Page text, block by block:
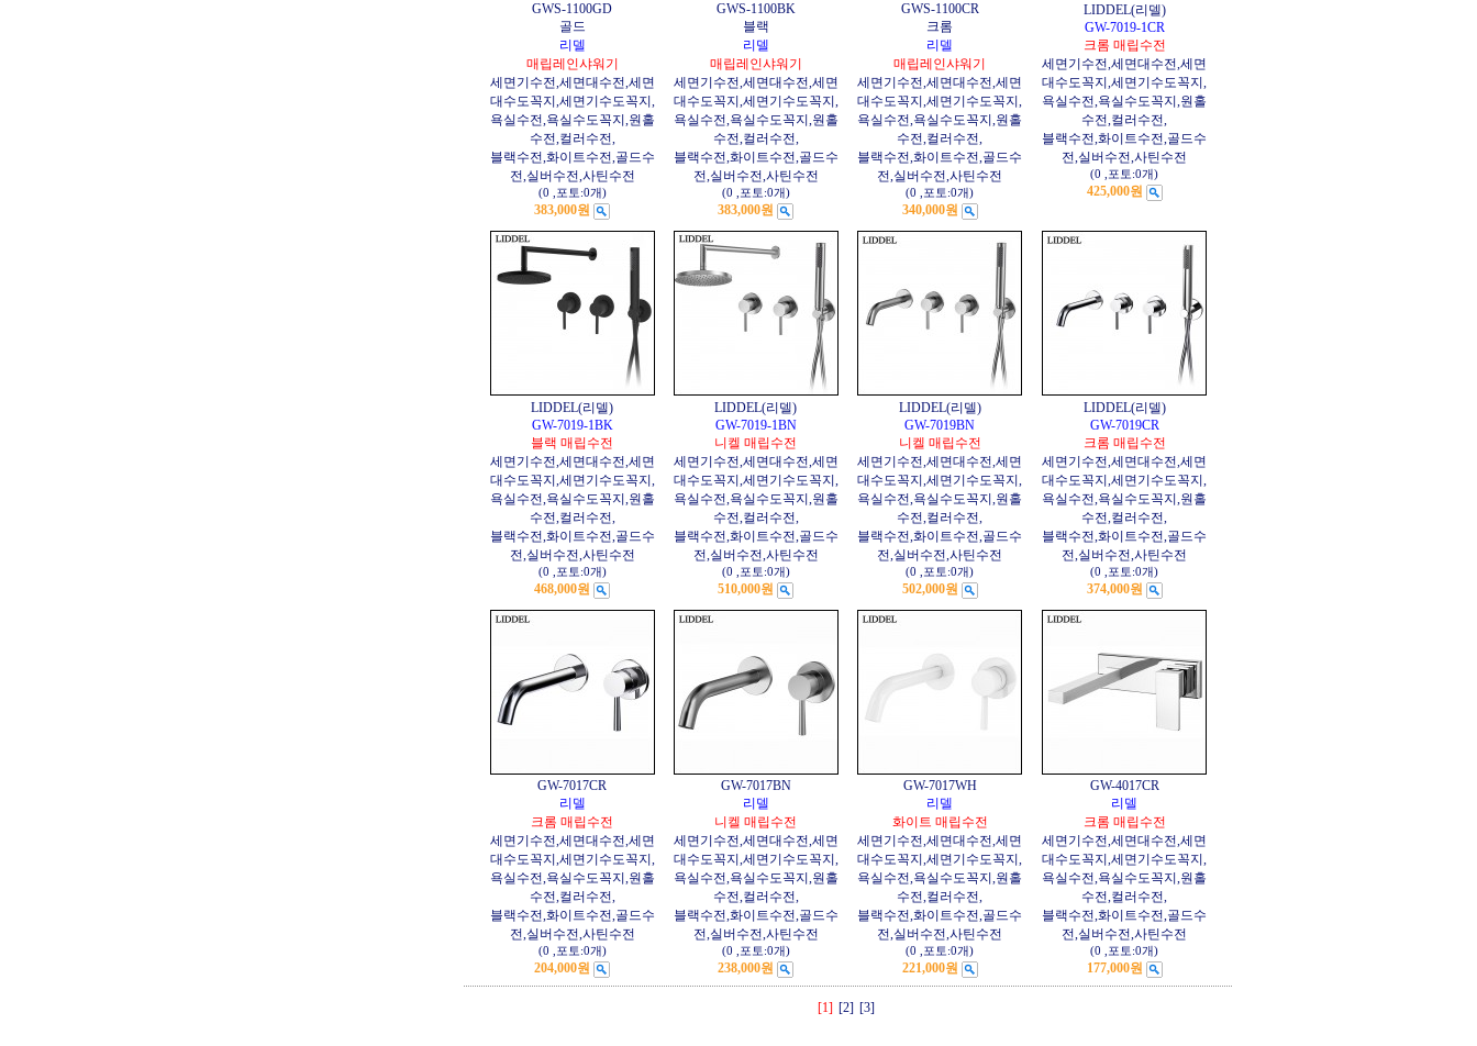
GWS-1100GD
골드
리델
매립레인샤워기
세면기수전,세면대수전,세면
대수도꼭지,세면기수도꼭지,
욕실수전,욕실수도꼭지,원홀
수전,컬러수전,
블랙수전,화이트수전,골드수
전,실버수전,사틴수전
(0 포토:0개)
383,000원
GWS-1100BK
블랙
리델
매립레인샤워기
세면기수전,세면대수전,세면
대수도꼭지,세면기수도꼭지,
욕실수전,욕실수도꼭지,원홀
수전,컬러수전,
블랙수전,화이트수전,골드수
전,실버수전,사틴수전
(0 포토:0개)
383,000원
GWS-1100CR
크롬
리델
매립레인샤워기
세면기수전,세면대수전,세면
대수도꼭지,세면기수도꼭지,
욕실수전,욕실수도꼭지,원홀
수전,컬러수전,
블랙수전,화이트수전,골드수
전,실버수전,사틴수전
(0 포토:0개)
340,000원
LIDDEL(리델)
GW-7019-1CR
크롬 매립수전
세면기수전,세면대수전,세면
대수도꼭지,세면기수도꼭지,
욕실수전,욕실수도꼭지,원홀
수전,컬러수전,
블랙수전,화이트수전,골드수
전,실버수전,사틴수전
(0 포토:0개)
425,000원
LIDDEL(리델)
GW-7019-1BK
블랙 매립수전
세면기수전,세면대수전,세면
대수도꼭지,세면기수도꼭지,
욕실수전,욕실수도꼭지,원홀
수전,컬러수전,
블랙수전,화이트수전,골드수
전,실버수전,사틴수전
(0 포토:0개)
468,000원
LIDDEL(리델)
GW-7019-1BN
니켈 매립수전
세면기수전,세면대수전,세면
대수도꼭지,세면기수도꼭지,
욕실수전,욕실수도꼭지,원홀
수전,컬러수전,
블랙수전,화이트수전,골드수
전,실버수전,사틴수전
(0 포토:0개)
510,000원
LIDDEL(리델)
GW-7019BN
니켈 매립수전
세면기수전,세면대수전,세면
대수도꼭지,세면기수도꼭지,
욕실수전,욕실수도꼭지,원홀
수전,컬러수전,
블랙수전,화이트수전,골드수
전,실버수전,사틴수전
(0 포토:0개)
502,000원
LIDDEL(리델)
GW-7019CR
크롬 매립수전
세면기수전,세면대수전,세면
대수도꼭지,세면기수도꼭지,
욕실수전,욕실수도꼭지,원홀
수전,컬러수전,
블랙수전,화이트수전,골드수
전,실버수전,사틴수전
(0 포토:0개)
374,000원
GW-7017CR
리델
크롬 매립수전
세면기수전,세면대수전,세면
대수도꼭지,세면기수도꼭지,
욕실수전,욕실수도꼭지,원홀
수전,컬러수전,
블랙수전,화이트수전,골드수
전,실버수전,사틴수전
(0 포토:0개)
204,000원
GW-7017BN
리델
니켈 매립수전
세면기수전,세면대수전,세면
대수도꼭지,세면기수도꼭지,
욕실수전,욕실수도꼭지,원홀
수전,컬러수전,
블랙수전,화이트수전,골드수
전,실버수전,사틴수전
(0 포토:0개)
238,000원
GW-7017WH
리델
화이트 매립수전
세면기수전,세면대수전,세면
대수도꼭지,세면기수도꼭지,
욕실수전,욕실수도꼭지,원홀
수전,컬러수전,
블랙수전,화이트수전,골드수
전,실버수전,사틴수전
(0 포토:0개)
221,000원
GW-4017CR
리델
크롬 매립수전
세면기수전,세면대수전,세면
대수도꼭지,세면기수도꼭지,
욕실수전,욕실수도꼭지,원홀
수전,컬러수전,
블랙수전,화이트수전,골드수
전,실버수전,사틴수전
(0 포토:0개)
177,000원
[1] [2] [3]